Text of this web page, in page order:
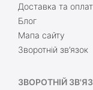
Доставка та
Блог
Мапа сайту
Зворотній зв’язок
ЗВОРОТНІЙ